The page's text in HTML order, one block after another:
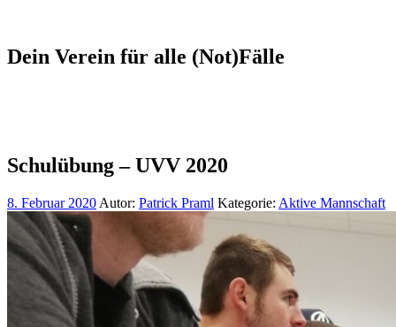
Dein Verein für alle (Not)Fälle
Schulübung – UVV 2020
8. Februar 2020 Autor: Patrick Praml Kategorie: Aktive Mannschaft